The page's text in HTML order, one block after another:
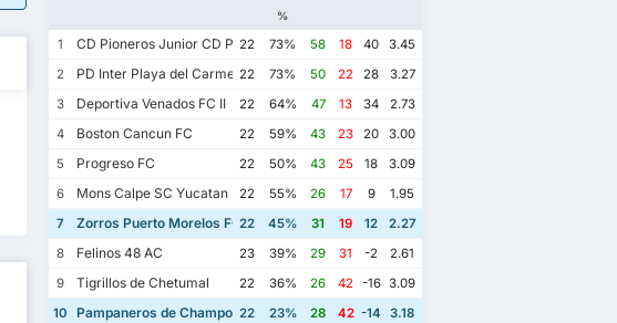
%
1 CD Pioneros Junior CD Pioneros de Cancun II
22 73% 58 18 40
3.45
2
PD Inter Playa del Carmen AC II
22 73% 50 22 28
3.27
3
Deportiva Venados FC II 22 64% 47 13 34
2.73
4
Boston Cancun FC 22 59% 43 23 20
3.00
5
Progreso FC 22 50% 43 25 18
3.09
6
Mons Calpe SC Yucatan 22 55% 26 17 9
1.95
7
Zorros Puerto Morelos FC22 45% 31 19 12
2.27
8
Felinos 48 AC 23 39% 29 31 -2
2.61
9
Tigrillos de Chetumal 22 36% 26 42 -16 3.09
10
Pampaneros de Champoton FC
22 23% 28 42 -14
3.18